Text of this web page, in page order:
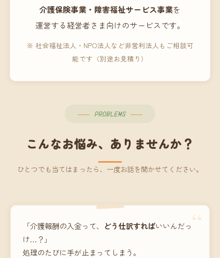
介護保険事業・障害福祉サービス事業を
運営する経営者さま向けのサービスです。
※ 社会福祉法人・NPO法人など非営利法人もご相談可
能です（別途お見積り）
PROBLEMS
こんなお悩み、ありませんか？
ひとつでも当てはまったら、一度お話を聞かせてください。
“
「介護報酬の入金って、 どう仕訳すればいいんだっ
け…？」
処理のたびに手が止まってしまう。